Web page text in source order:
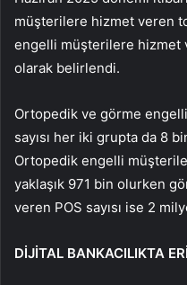
müşterilere hizmet veren
engelli müşterilere hizmet
olarak belirlendi.
Ortopedik ve görme
sayısı her iki grupta da 8
Ortopedik engelli
yaklaşık 971 bin olurken
veren POS sayısı ise 2
DİJİTAL BANKACILIKTA